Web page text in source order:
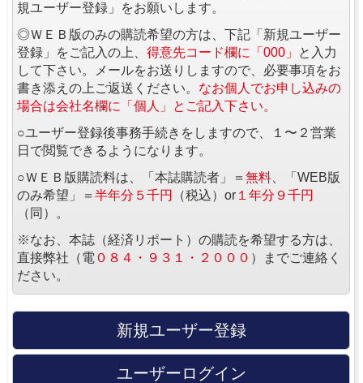
規ユーザー登録」をお願いします。
◎ＷＥＢ版のみの購読希望の方は、下記「新規ユーザー
登録」をご記入の上、 得意先コード欄に「000」
と入力
して下さい。メールをお送りしますので、必要事項をお
書き添えの上ご返送ください。 なお個人でお申し込みの
場合は会社名欄に「個人」とご記入下さい。
○ユーザー登録後事務手続きをしますので、１〜２営業
日で閲覧できるようになります。
○ＷＥＢ版購読料は、「本誌購読者」＝ 無料 、「WEB版
のみ希望」＝ 半年分５千円 （税込）or １年分９千円
（同）。
※なお、本誌（経済リポート）の購読を希望する方は、
直接弊社（電 ０８４・９３１・２０００ ）までご連絡く
ださい。
新規ユーザー登録
ユーザーログイン